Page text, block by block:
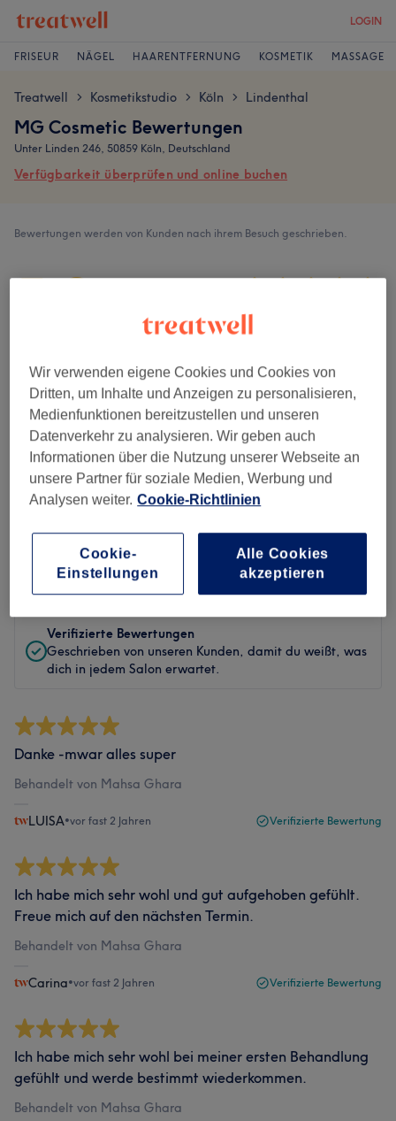
LOGIN
FRISEUR NÄGEL HAARENTFERNUNG KOSMETIK MASSAGE
Treatwell > Kosmetikstudio > Köln > Lindenthal
MG Cosmetic Bewertungen
Unter Linden 246, 50859 Köln, Deutschland
Verfügbarkeit überprüfen und online buchen
Bewertungen werden von Kunden nach ihrem Besuch geschrieben.
5,0
Sauberkeit
Service
Bewertung Nach Sternen filtern
Verifizierte Bewertungen
Geschrieben von unseren Kunden, damit du weißt, was
dich in jedem Salon erwartet.
Danke -mwar alles super
Behandelt von Mahsa Ghara
LUISA•vor fast 2 Jahren Verifizierte Bewertung
Ich habe mich sehr wohl und gut aufgehoben gefühlt.
Freue mich auf den nächsten Termin.
Behandelt von Mahsa Ghara
Carina•vor fast 2 Jahren Verifizierte Bewertung
Ich habe mich sehr wohl bei meiner ersten Behandlung
gefühlt und werde bestimmt wiederkommen.
Behandelt von Mahsa Ghara
Wir verwenden eigene Cookies und Cookies von
Dritten, um Inhalte und Anzeigen zu personalisieren,
Medienfunktionen bereitzustellen und unseren
Datenverkehr zu analysieren. Wir geben auch
Informationen über die Nutzung unserer Webseite an
unsere Partner für soziale Medien, Werbung und
Analysen weiter. Cookie-Richtlinien
Cookie-
Einstellungen
Alle Cookies
akzeptieren